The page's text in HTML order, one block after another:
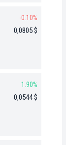
-0.10%
0,0805 $
1.90%
0,0544 $